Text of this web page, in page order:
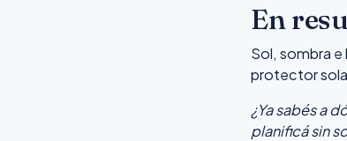
En
Sol, sombra e
protector
¿Ya sabés a
planificá sin